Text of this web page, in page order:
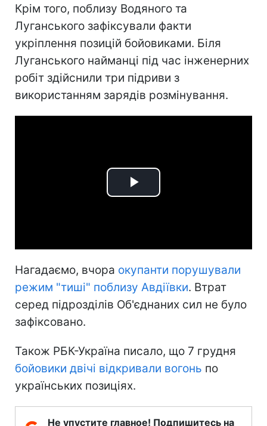
Крім того, поблизу Водяного та
Луганського зафіксували факти
укріплення позицій бойовиками. Біля
Луганського найманці під час інженерних
робіт здійснили три підриви з
використанням зарядів розмінування.
Play
Нагадаємо, вчора окупанти порушували
режим "тиші" поблизу Авдіївки. Втрат
серед підрозділів Об'єднаних сил не було
зафіксовано.
Також РБК-Україна писало, що 7 грудня
бойовики двічі відкривали вогонь по
українських позиціях.
Не упустите главное! Подпишитесь на